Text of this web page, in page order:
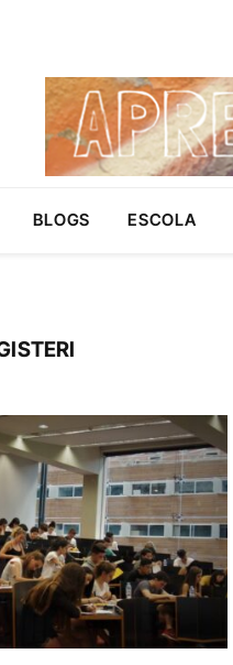
BLOGS ESCOLA